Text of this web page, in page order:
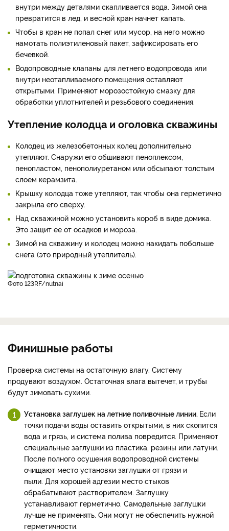
внутри между деталями скапливается вода. Зимой она
превратится в лед, и весной кран начнет капать.
Чтобы в кран не попал снег или мусор, на него можно
намотать полиэтиленовый пакет, зафиксировать его
бечевкой.
Водопроводные клапаны для летнего водопровода или
внутри неотапливаемого помещения оставляют
открытыми. Применяют морозостойкую смазку для
обработки уплотнителей и резьбового соединения.
Утепление колодца и оголовка скважины
Колодец из железобетонных колец дополнительно
утепляют. Снаружи его обшивают пеноплексом,
пенопластом, пенополиуретаном или обсыпают толстым
слоем керамзита.
Крышку колодца тоже утепляют, так чтобы она герметично
закрыла его сверху.
Над скважиной можно установить короб в виде домика.
Это защит ее от осадков и мороза.
Зимой на скважину и колодец можно накидать побольше
снега (это природный утеплитель).
фото 123RF/nutnai
Финишные работы
Проверка системы на остаточную влагу. Систему
продувают воздухом. Остаточная влага вытечет, и трубы
будут зимовать сухими.
Установка заглушек на летние поливочные линии. Если
точки подачи воды оставить открытыми, в них скопится
вода и грязь, и система полива повредится. Применяют
специальные заглушки из пластика, резины или латуни.
После полного осушения водопроводной системы
очищают место установки заглушки от грязи и
пыли. Для хорошей адгезии место стыков
обрабатывают растворителем. Заглушку
устанавливают герметично. Самодельные заглушки
лучше не применять. Они могут не обеспечить нужной
герметичности.